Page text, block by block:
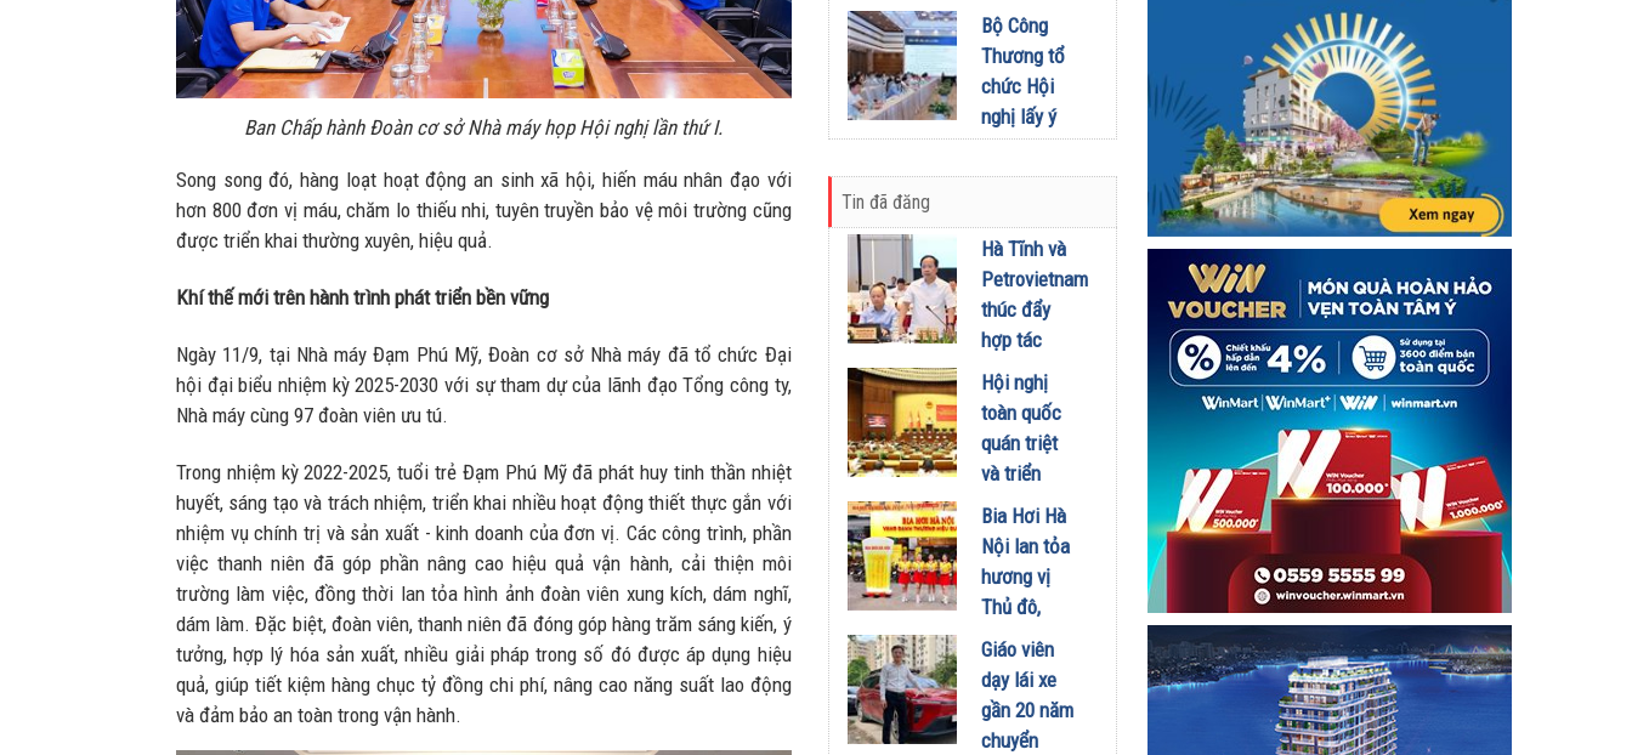
Ban Chấp hành Đoàn cơ sở Nhà máy họp Hội nghị lần thứ I.
Song song đó, hàng loạt hoạt động an sinh xã hội, hiến máu nhân đạo với
hơn 800 đơn vị máu, chăm lo thiếu nhi, tuyên truyền bảo vệ môi trường cũng
được triển khai thường xuyên, hiệu quả.
Khí thế mới trên hành trình phát triển bền vững
Ngày 11/9, tại Nhà máy Đạm Phú Mỹ, Đoàn cơ sở Nhà máy đã tổ chức Đại
hội đại biểu nhiệm kỳ 2025-2030 với sự tham dự của lãnh đạo Tổng công ty,
Nhà máy cùng 97 đoàn viên ưu tú.
Trong nhiệm kỳ 2022-2025, tuổi trẻ Đạm Phú Mỹ đã phát huy tinh thần nhiệt
huyết, sáng tạo và trách nhiệm, triển khai nhiều hoạt động thiết thực gắn với
nhiệm vụ chính trị và sản xuất - kinh doanh của đơn vị. Các công trình, phần
việc thanh niên đã góp phần nâng cao hiệu quả vận hành, cải thiện môi
trường làm việc, đồng thời lan tỏa hình ảnh đoàn viên xung kích, dám nghĩ,
dám làm. Đặc biệt, đoàn viên, thanh niên đã đóng góp hàng trăm sáng kiến, ý
tưởng, hợp lý hóa sản xuất, nhiều giải pháp trong số đó được áp dụng hiệu
quả, giúp tiết kiệm hàng chục tỷ đồng chi phí, nâng cao năng suất lao động
và đảm bảo an toàn trong vận hành.
chính mình
01/08/2026
xanh
31/07/2026
phương
hướng,
nhiệm vụ
trọng tâm
tháng
Bộ Công
Thương tổ
chức Hội
nghị lấy ý
kiến dự
thảo Nghị
kinh doanh
xăng dầu
29/07/2026
Tin đã đăng
Hà Tĩnh và
Petrovietnam
thúc đẩy
hợp tác
phát triển
trung tâm
công
nghiệp -
sinh thái
tại Vũng
Áng
29/07/2026
Hội nghị
toàn quốc
quán triệt
và triển
khai thực
hiện Nghị
quyết Hội
nghị Trung
29/07/2026
Bia Hơi Hà
Nội lan tỏa
hương vị
Thủ đô,
khuấy động
mùa hè tại
TP. Hồ Chí
Minh
Giáo viên
dạy lái xe
gần 20 năm
chuyển